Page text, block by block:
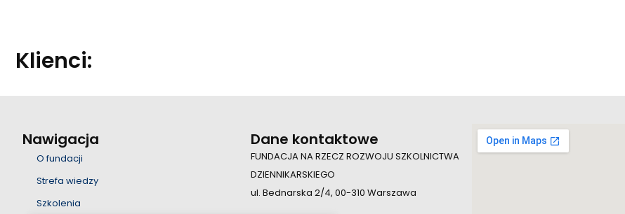
Klienci:
Nawigacja
O fundacji
Strefa wiedzy
Szkolenia
Dane kontaktowe
FUNDACJA NA RZECZ ROZWOJU SZKOLNICTWA
DZIENNIKARSKIEGO
ul. Bednarska 2/4, 00-310 Warszawa